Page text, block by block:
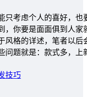
只考虑个人的喜好，
，你要是面面俱到人
风格的详述，笔者以
问题就是：款式多，
技巧